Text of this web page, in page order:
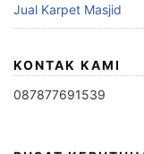
Jual Karpet Masjid
KONTAK KAMI
087877691539